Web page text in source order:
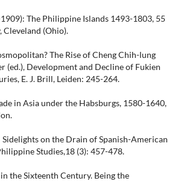
The Philippine Islands 1493-1803, 55
Cleveland (Ohio).
The Rise of Cheng Chih-lung
(ed.), Development and Decline of Fukien
E. J. Brill, Leiden: 245-264.
in Asia under the Habsburgs, 1580-1640,
Sidelights on the Drain of Spanish-American
Studies,18 (3): 457-478.
the Sixteenth Century. Being the